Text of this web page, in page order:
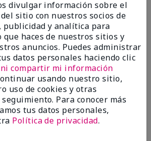
Mary Kay® Essential Brush
these Brushes do! Appling
my face fills so Great. And Looks so
divulgar información sobre el
sitio con nuestros socios de
publicidad y analítica para
haces de nuestros sitios y
anuncios. Puedes administrar
datos personales haciendo clic
compartir mi información
usando nuestro sitio,
uso de cookies y otras
Para conocer más
tus datos personales,
Política de privacidad.